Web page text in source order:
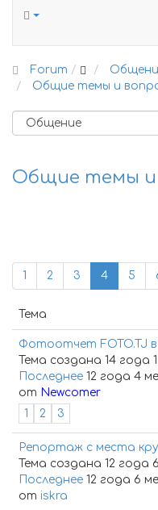
Forum
Общие темы и
Общие темы и
1 2 3 4 5
Тема
Фотоотчет FOTO.TJ
Тема создана 14 года
Последнее 12 года 4
от Newcomer
1
2 3
Репортаж с места
Тема создана 12 года
Последнее 12 года 6
от iskra